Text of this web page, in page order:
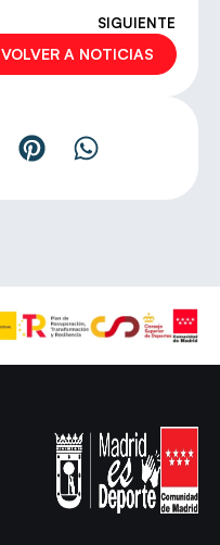
SIGUIENTE
VOLVER A NOTICIAS